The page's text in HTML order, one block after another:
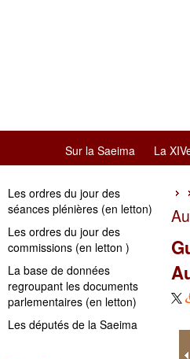
Sur la Saeima La
Les ordres du jour des
séances plénières (en letton)
Les ordres du jour des
commissions (en letton )
La base de données
regroupant les documents
parlementaires (en letton)
Les députés de la Saeima